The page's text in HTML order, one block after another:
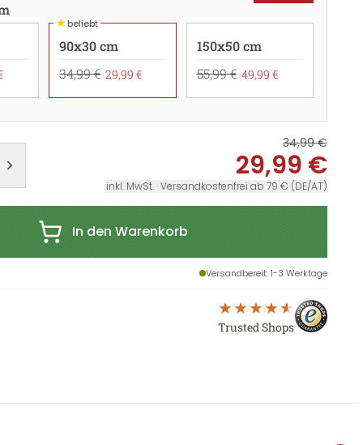
★beliebt
90x30 cm
34,99 € 29,99 €
150x50 cm
55,99 € 49,99 €
34,99 €
29,99 €
inkl. MwSt. · Versandkostenfrei ab 79 € (DE/AT)
In den Warenkorb
Versandbereit: 1-3 Werktage
Trusted Shops